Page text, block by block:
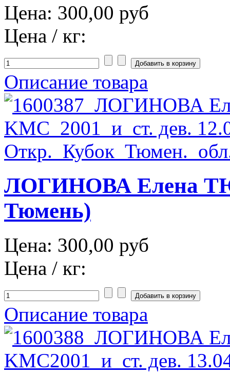
Цена: 300,00 руб
Цена / кг:
Описание товара
ЛОГИНОВА Елена
Тюмень)
Цена: 300,00 руб
Цена / кг:
Описание товара